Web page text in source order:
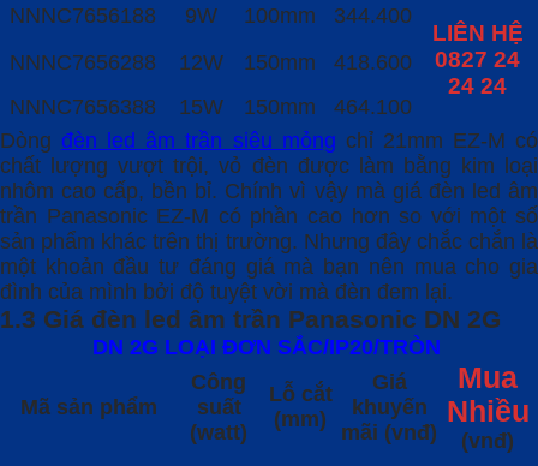
NNNC7656188 9W 100mm 344.400
LIÊN HỆ
0827 24
24 24
NNNC7656288 12W 150mm
418.600
NNNC7656388
15W 150mm
464.100
Dòngđèn led âm trần siêu mỏng chỉ 21mm EZ-M có
chất lượng vượt trội, vỏ đèn được làm bằng kim loại
nhôm cao cấp, bền bỉ. Chính vì vậy mà giá đèn led âm
trần Panasonic EZ-M có phần cao hơn so với một số
sản phẩm khác trên thị trường. Nhưng đây chắc chắn là
một khoản đầu tư đáng giá mà bạn nên mua cho gia
đình của mình bởi độ tuyệt vời mà đèn đem lại.
1.3 Giá đèn led âm trần Panasonic DN 2G
DN 2G LOẠI ĐƠN SẮC/IP20/TRÒN
Mã sản phẩm
Công
suất
(watt)
Lỗ cắt
(mm)
Giá
khuyến
mãi (vnđ)
Mua
Nhiều
(vnđ)